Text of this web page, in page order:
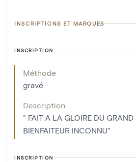
INSCRIPTIONS ET MARQUES
INSCRIPTION
Méthode
gravé
Description
" FAIT A LA GLOIRE DU GRAND
BIENFAITEUR INCONNU"
INSCRIPTION